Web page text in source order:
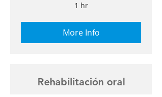
1 hr
More Info
Rehabilitación oral